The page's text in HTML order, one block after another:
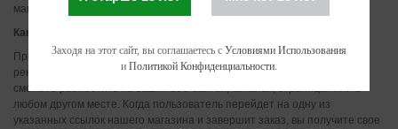
магазина, который получает комиссионное вознаграждение.
Как работает наша партнерская программа?
Присоединяясь к нашей партнерской программе, вы получите
рекламные материалы (баннеры, тексты, ссылки и т. д.), которых вы
сможете разместить на ваших веб-сайтах, каналах, страницах или в
любом другом месте. Когда пользователь перейдет на одну из
указанных ссылок нашего магазина и завершит заказ, вы получите свое
Заходя на этот сайт, вы соглашаетесь с Условиями Использования
и Политикой Конфиденциальности.